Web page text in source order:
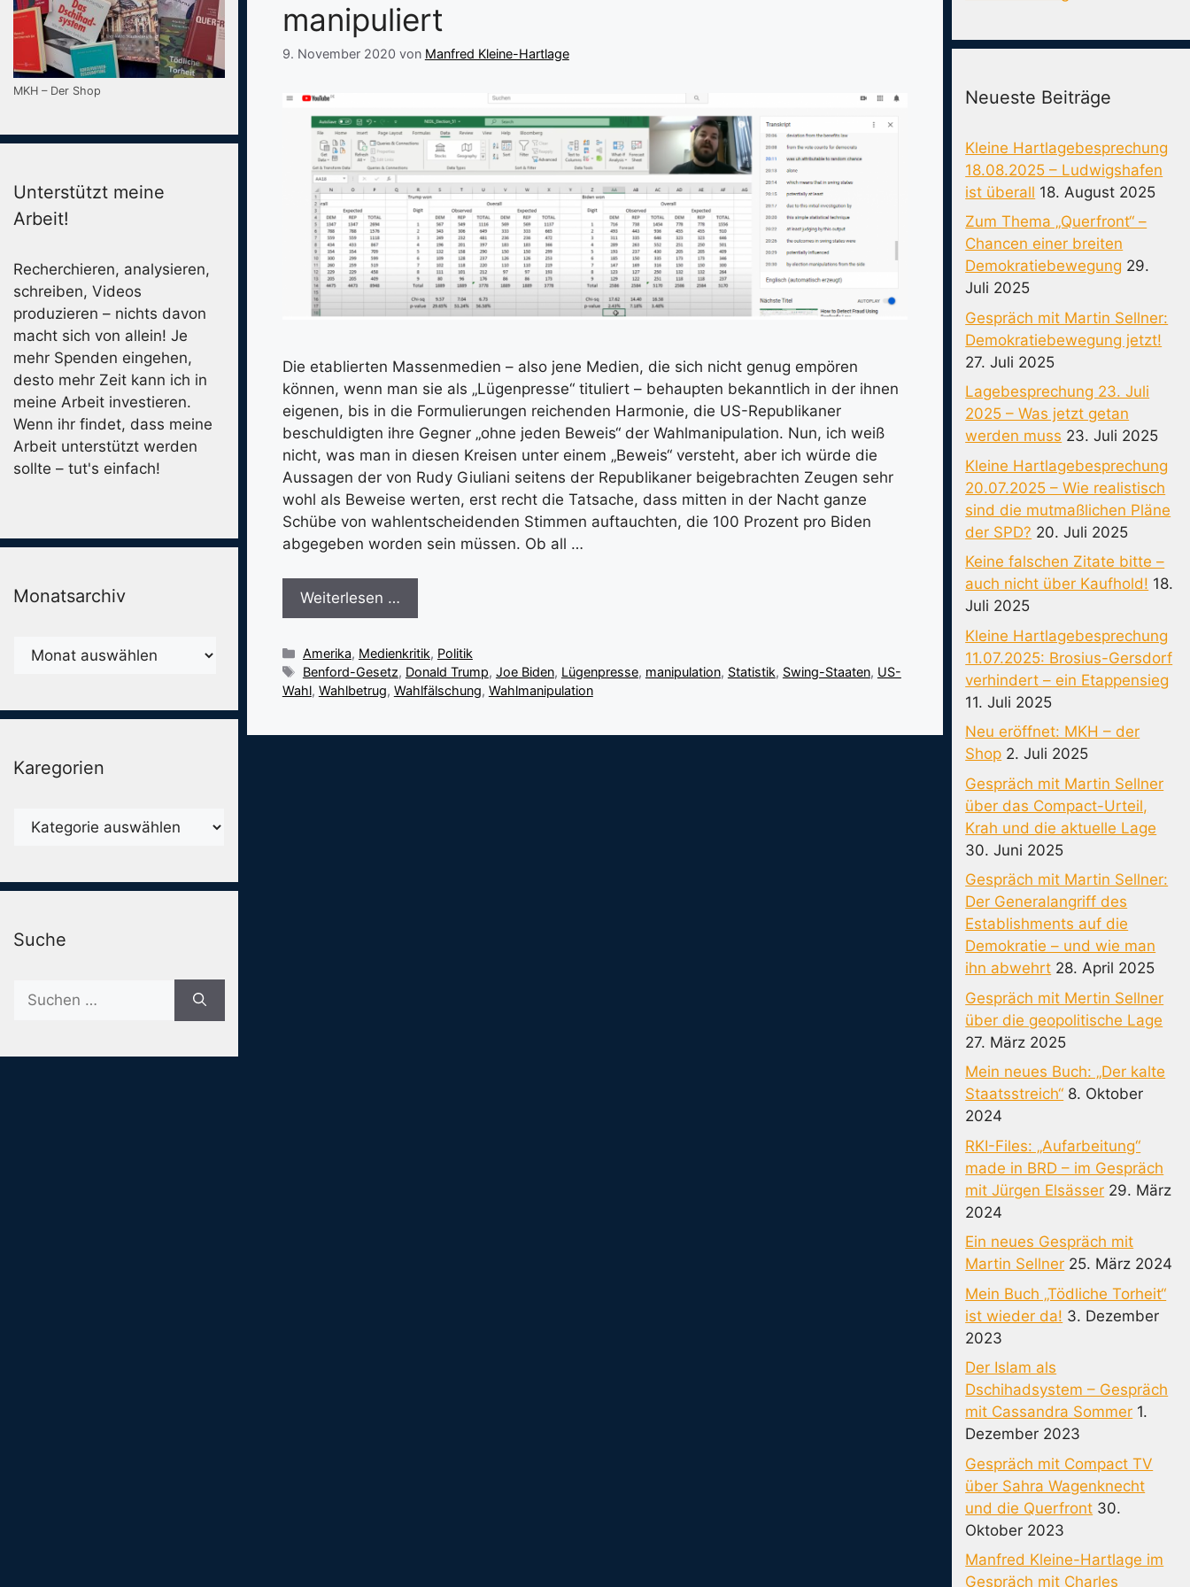
manipuliert
9. November 2020 von Manfred Kleine-Hartlage
Die etablierten Massenmedien – also jene Medien, die sich nicht genug empören
können, wenn man sie als „Lügenpresse“ tituliert – behaupten bekanntlich in der ihnen
eigenen, bis in die Formulierungen reichenden Harmonie, die US-Republikaner
beschuldigten ihre Gegner „ohne jeden Beweis“ der Wahlmanipulation. Nun, ich weiß
nicht, was man in diesen Kreisen unter einem „Beweis“ versteht, aber ich würde die
Aussagen der von Rudy Giuliani seitens der Republikaner beigebrachten Zeugen sehr
wohl als Beweise werten, erst recht die Tatsache, dass mitten in der Nacht ganze
Schübe von wahlentscheidenden Stimmen auftauchten, die 100 Prozent pro Biden
abgegeben worden sein müssen. Ob all …
Weiterlesen …
Kategorien
Amerika, Medienkritik, Politik
Schlagwörter
Benford-Gesetz, Donald Trump, Joe Biden, Lügenpresse, manipulation, Statistik, Swing-Staaten, US-
Wahl, Wahlbetrug, Wahlfälschung, Wahlmanipulation
MKH – Der Shop
Unterstützt meine
Arbeit!
Recherchieren, analysieren,
schreiben, Videos
produzieren – nichts davon
macht sich von allein! Je
mehr Spenden eingehen,
desto mehr Zeit kann ich in
meine Arbeit investieren.
Wenn ihr findet, dass meine
Arbeit unterstützt werden
sollte – tut's einfach!
Monatsarchiv
Monatsarchiv
Karegorien
Karegorien
Suche
nach:
Neueste Beiträge
Kleine Hartlagebesprechung
18.08.2025 – Ludwigshafen
ist überall 18. August 2025
Zum Thema „Querfront“ –
Chancen einer breiten
Demokratiebewegung 29.
Juli 2025
Gespräch mit Martin Sellner:
Demokratiebewegung jetzt!
27. Juli 2025
Lagebesprechung 23. Juli
2025 – Was jetzt getan
werden muss 23. Juli 2025
Kleine Hartlagebesprechung
20.07.2025 – Wie realistisch
sind die mutmaßlichen Pläne
der SPD? 20. Juli 2025
Keine falschen Zitate bitte –
auch nicht über Kaufhold! 18.
Juli 2025
Kleine Hartlagebesprechung
11.07.2025: Brosius-Gersdorf
verhindert – ein Etappensieg
11. Juli 2025
Neu eröffnet: MKH – der
Shop 2. Juli 2025
Gespräch mit Martin Sellner
über das Compact-Urteil,
Krah und die aktuelle Lage
30. Juni 2025
Gespräch mit Martin Sellner:
Der Generalangriff des
Establishments auf die
Demokratie – und wie man
ihn abwehrt 28. April 2025
Gespräch mit Mertin Sellner
über die geopolitische Lage
27. März 2025
Mein neues Buch: „Der kalte
Staatsstreich“ 8. Oktober
2024
RKI-Files: „Aufarbeitung“
made in BRD – im Gespräch
mit Jürgen Elsässer 29. März
2024
Ein neues Gespräch mit
Martin Sellner 25. März 2024
Mein Buch „Tödliche Torheit“
ist wieder da! 3. Dezember
2023
Der Islam als
Dschihadsystem – Gespräch
mit Cassandra Sommer 1.
Dezember 2023
Gespräch mit Compact TV
über Sahra Wagenknecht
und die Querfront 30.
Oktober 2023
Manfred Kleine-Hartlage im
Gespräch mit Charles